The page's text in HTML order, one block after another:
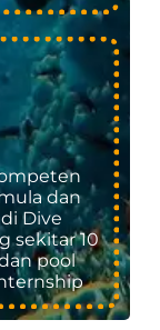
dan
Dive
sekitar 10
pool